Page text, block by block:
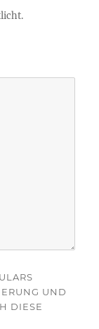
UND
DIESE